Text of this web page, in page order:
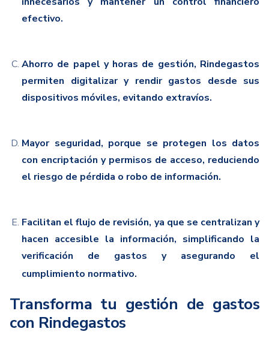
efectivo.
Ahorro de papel y horas de gestión, Rindegastos
permiten digitalizar y rendir gastos desde sus
dispositivos móviles, evitando extravíos.
Mayor seguridad, porque se protegen los datos
con encriptación y permisos de acceso, reduciendo
el riesgo de pérdida o robo de información.
Facilitan el flujo de revisión, ya que se centralizan y
hacen accesible la información, simplificando la
verificación de gastos y asegurando el
cumplimiento normativo.
Transforma tu gestión de gastos
con Rindegastos